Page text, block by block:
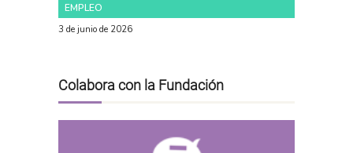
EMPLEO
3 de junio de 2026
Colabora con la Fundación